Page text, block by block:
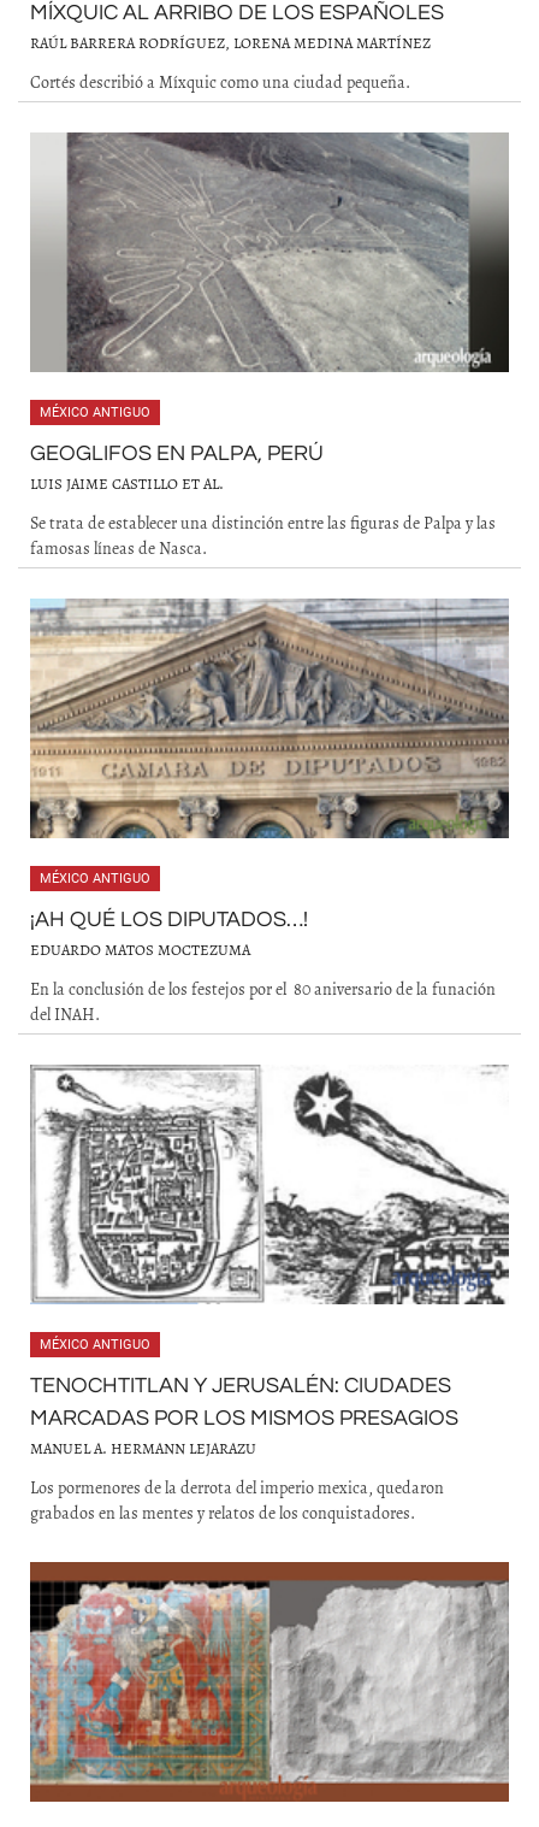
MÍXQUIC AL ARRIBO DE LOS ESPAÑOLES
RAÚL BARRERA RODRÍGUEZ, LORENA MEDINA MARTÍNEZ
Cortés describió a Míxquic como una ciudad pequeña.
MÉXICO ANTIGUO
GEOGLIFOS EN PALPA, PERÚ
LUIS JAIME CASTILLO ET AL.
Se trata de establecer una distinción entre las figuras de Palpa y las
famosas líneas de Nasca.
MÉXICO ANTIGUO
¡AH QUÉ LOS DIPUTADOS…!
EDUARDO MATOS MOCTEZUMA
En la conclusión de los festejos por el 80 aniversario de la funación
del INAH.
MÉXICO ANTIGUO
TENOCHTITLAN Y JERUSALÉN: CIUDADES
MARCADAS POR LOS MISMOS PRESAGIOS
MANUEL A. HERMANN LEJARAZU
Los pormenores de la derrota del imperio mexica, quedaron
grabados en las mentes y relatos de los conquistadores.